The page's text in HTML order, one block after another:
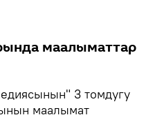
маалыматтар
3 томдугу
маалымат